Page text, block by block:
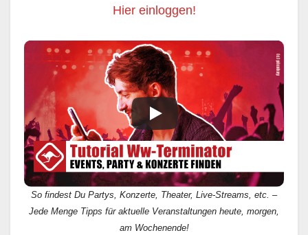
Hier einloggen!
So findest Du Partys, Konzerte, Theater, Live-Streams, etc. –
Jede Menge Tipps für aktuelle Veranstaltungen heute, morgen,
am Wochenende!